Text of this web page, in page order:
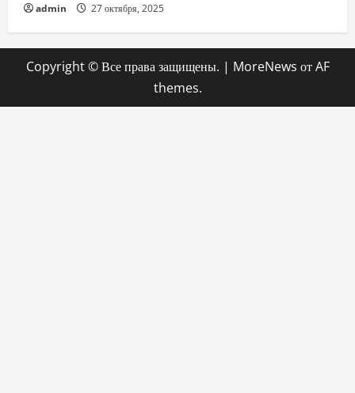
admin 27 октября, 2025
Copyright © Все права защищены. | MoreNews от AF
themes.